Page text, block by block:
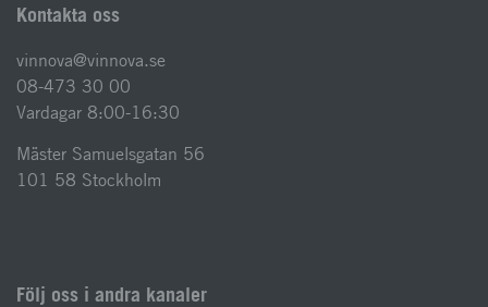
Kontakta oss
vinnova@vinnova.se
08-473 30 00
Vardagar 8:00-16:30
Mäster Samuelsgatan 56
101 58 Stockholm
Följ oss i andra kanaler